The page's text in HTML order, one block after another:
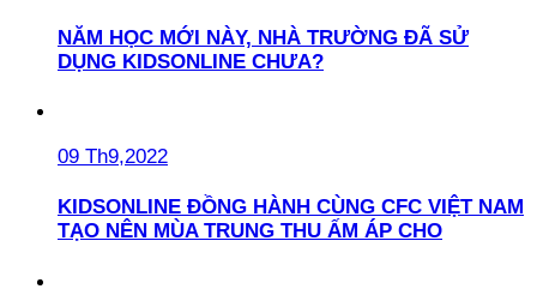
NĂM HỌC MỚI NÀY, NHÀ TRƯỜNG ĐÃ SỬ
DỤNG KIDSONLINE CHƯA?
09 Th9,2022
KIDSONLINE ĐỒNG HÀNH CÙNG CFC VIỆT NAM
TẠO NÊN MÙA TRUNG THU ẤM ÁP CHO